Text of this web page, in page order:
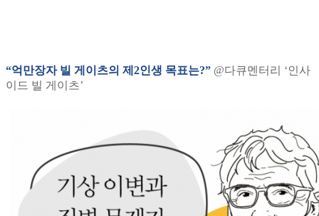
“억만장자 빌 게이츠의 제2인생 목표는?” @다큐멘터리 ‘인사
이드 빌 게이츠’